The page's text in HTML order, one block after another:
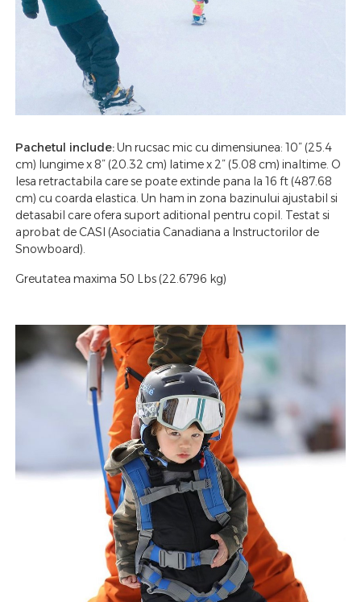
Pachetul include:Un rucsac mic cu dimensiunea: 10” (25.4
cm) lungime x 8” (20.32 cm) latime x 2” (5.08 cm) inaltime. O
lesa retractabila care se poate extinde pana la 16 ft (487.68
cm) cu coarda elastica. Un ham in zona bazinului ajustabil si
detasabil care ofera suport aditional pentru copil. Testat si
aprobat de CASI (Asociatia Canadiana a Instructorilor de
Snowboard).
Greutatea maxima 50 Lbs (22.6796 kg)